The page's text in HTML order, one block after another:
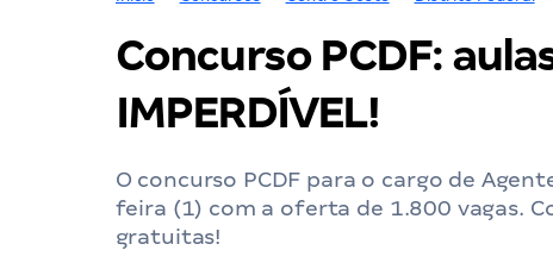
Concurso PCDF:
IMPERDÍVEL!
O concurso PCDF para o cargo de
feira (1) com a oferta de 1.800 vagas.
gratuitas!